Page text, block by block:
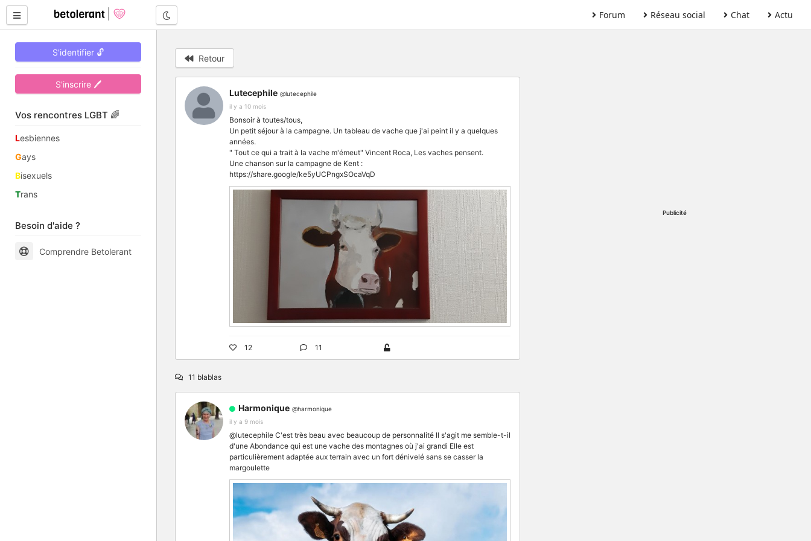
Forum Réseau social Chat Actu
S'identifier 🔓
S'inscrire 🖊
Vos rencontres LGBT 🌈
Lesbiennes
Gays
Bisexuels
Trans
Besoin d'aide ?
Comprendre Betolerant
Retour
Lutecephile @lutecephile
il y a 10 mois
Bonsoir à toutes/tous,
Un petit séjour à la campagne. Un tableau de vache que j'ai peint il y a quelques
années.
" Tout ce qui a trait à la vache m'émeut" Vincent Roca, Les vaches pensent.
Une chanson sur la campagne de Kent :
https://share.google/ke5yUCPngxSOcaVqD
12 11
11 blablas
Harmonique @harmonique
il y a 9 mois
@lutecephile C'est très beau avec beaucoup de personnalité Il s'agit me semble-t-il
d'une Abondance qui est une vache des montagnes où j'ai grandi Elle est
particulièrement adaptée aux terrain avec un fort dénivelé sans se casser la
margoulette
Publicité